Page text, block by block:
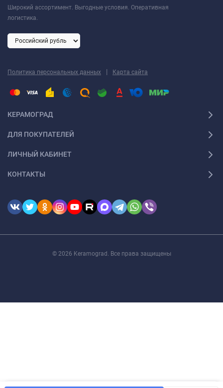
Широкий ассортимент. Выгодные условия. Оперативная
логистика.
Политика персональных данных | Карта сайта
КЕРАМОГРАД
ДЛЯ ПОКУПАТЕЛЕЙ
ЛИЧНЫЙ КАБИНЕТ
КОНТАКТЫ
© 2026 Keramograd. Все права защищены